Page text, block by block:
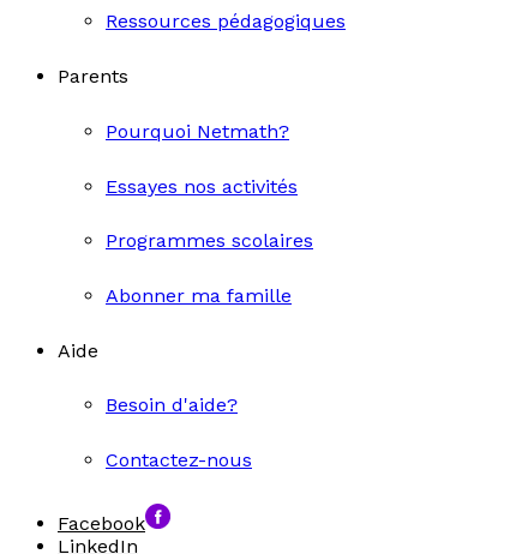
Ressources pédagogiques
Parents
Pourquoi Netmath?
Essayes nos activités
Programmes scolaires
Abonner ma famille
Aide
Besoin d'aide?
Contactez-nous
Facebook
LinkedIn